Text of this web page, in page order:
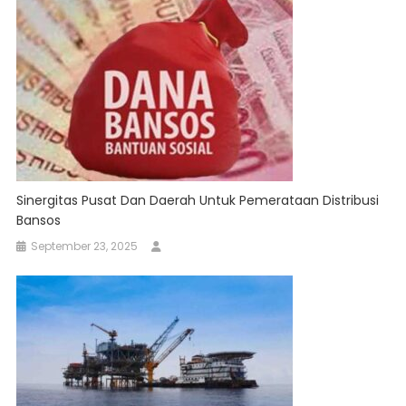
Sinergitas Pusat Dan Daerah Untuk Pemerataan Distribusi
Bansos
September 23, 2025